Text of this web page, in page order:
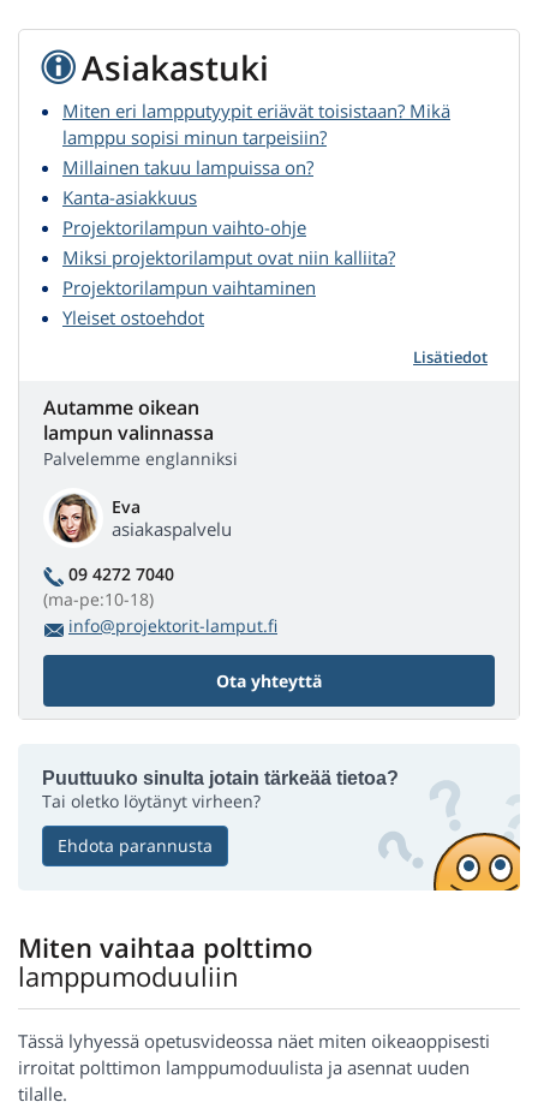
Asiakastuki
Miten eri lampputyypit eriävät toisistaan? Mikä
lamppu sopisi minun tarpeisiin?
Millainen takuu lampuissa on?
Kanta-asiakkuus
Projektorilampun vaihto-ohje
Miksi projektorilamput ovat niin kalliita?
Projektorilampun vaihtaminen
Yleiset ostoehdot
Lisätiedot
Autamme oikean
lampun valinnassa
Palvelemme englanniksi
Eva
asiakaspalvelu
09 4272 7040
(ma-pe:10-18)
info@projektorit-lamput.fi
Ota yhteyttä
Puuttuuko sinulta jotain tärkeää tietoa?
Tai oletko löytänyt virheen?
Ehdota parannusta
Miten vaihtaa polttimo
lamppumoduuliin
Tässä lyhyessä opetusvideossa näet miten oikeaoppisesti
irroitat polttimon lamppumoduulista ja asennat uuden
tilalle.